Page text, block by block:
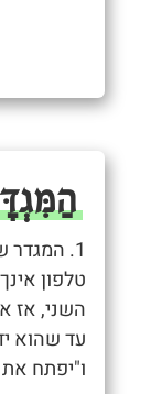
1.
טלפון
השני, אז
עד שהוא
ו"יפתח